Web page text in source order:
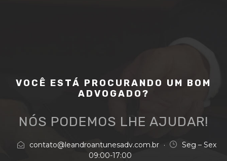
VOCÊ ESTÁ PROCURANDO UM BOM
ADVOGADO?
NÓS PODEMOS LHE AJUDAR!
contato@leandroantunesadv.com.br ·
Seg – Sex
09:00-17:00